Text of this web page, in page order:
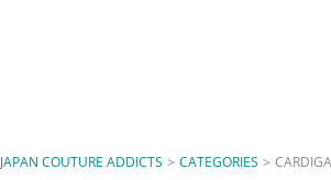
JAPAN COUTURE ADDICTS > CATEGORIES >